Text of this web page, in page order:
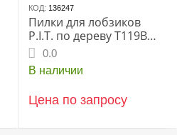
КОД: 136247
Пилки для лобзиков
P.I.T. по дереву T119B
50мм (AJSB-T119B)
0.0
В наличии
Цена по запросу